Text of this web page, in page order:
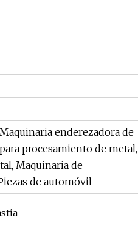
enderezadora de
procesamiento de metal,
Maquinaria de
de automóvil